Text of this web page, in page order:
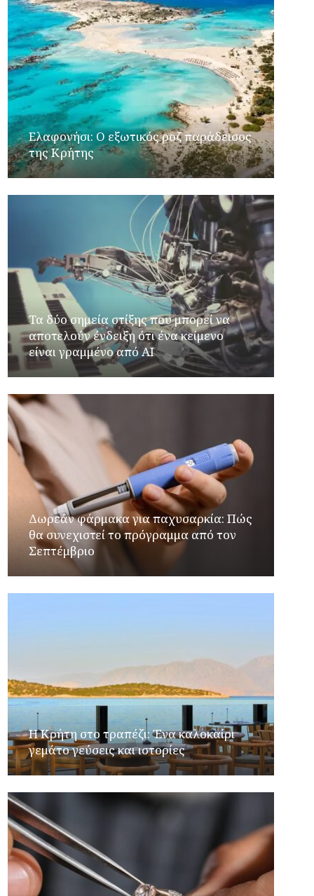
Ελαφονήσι: Ο εξωτικός ροζ παράδεισος
της Κρήτης
Τα δύο σημεία στίξης που μπορεί να
αποτελούν ένδειξη ότι ένα κείμενο
είναι γραμμένο από AI
Δωρεάν φάρμακα για παχυσαρκία: Πώς
θα συνεχιστεί το πρόγραμμα από τον
Σεπτέμβριο
Η Κρήτη στο τραπέζι: Ένα καλοκαίρι
γεμάτο γεύσεις και ιστορίες